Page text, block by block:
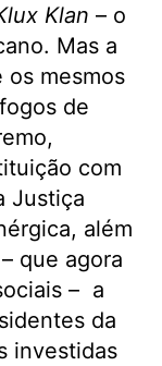
Klan – o
Mas a
os mesmos
de
com
Justiça
além
que agora
– a
da
investidas